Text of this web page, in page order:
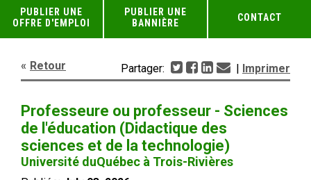
PUBLIER UNE
OFFRE D'EMPLOI
PUBLIER UNE
BANNIÈRE
CONTACT
Retour Partager: | Imprimer
Professeure ou professeur - Sciences
de l'éducation (Didactique des
sciences et de la technologie)
Université duQuébec à Trois-Rivières